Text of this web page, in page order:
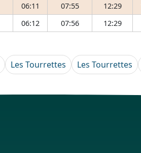
06:11 07:55 12:29
06:12 07:56 12:29
Les Tourrettes Les Tourrettes